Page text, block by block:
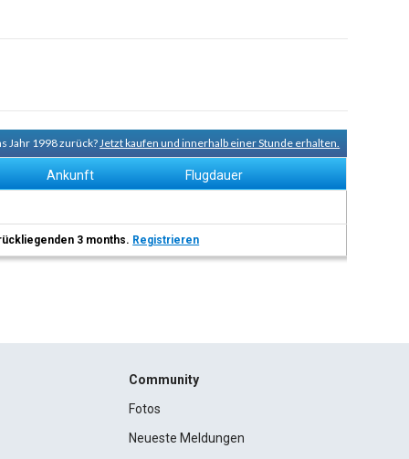
Jahr 1998 zurück?Jetzt kaufen und innerhalb einer Stunde erhalten.
Ankunft Flugdauer
3 months. Registrieren
Community
Fotos
Neueste Meldungen